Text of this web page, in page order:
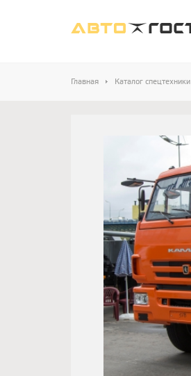
Главная Каталог спецтехники